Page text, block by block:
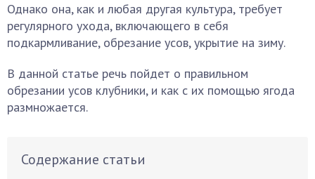
Однако она, как и любая другая культура, требует
регулярного ухода, включающего в себя
подкармливание, обрезание усов, укрытие на зиму.
В данной статье речь пойдет о правильном
обрезании усов клубники, и как с их помощью ягода
размножается.
Содержание статьи